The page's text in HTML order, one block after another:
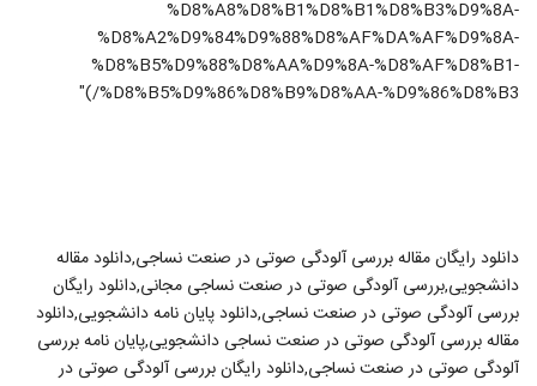
%D8%A8%D8%B1%D8%B1%D8%B3%D9%8A-
%D8%A2%D9%84%D9%88%D8%AF%DA%AF%D9%8A-
%D8%B5%D9%88%D8%AA%D9%8A-%D8%AF%D8%B1-
%D8%B5%D9%86%D8%B9%D8%AA-%D9%86%D8%B3/)"
دانلود رایگان مقاله بررسی آلودگی صوتی در صنعت نساجی,دانلود مقاله
دانشجویی,بررسی آلودگی صوتی در صنعت نساجی مجانی,دانلود رایگان
بررسی آلودگی صوتی در صنعت نساجی,دانلود پایان نامه دانشجویی,دانلود
مقاله بررسی آلودگی صوتی در صنعت نساجی دانشجویی,پایان نامه بررسی
آلودگی صوتی در صنعت نساجی,دانلود رایگان بررسی آلودگی صوتی در